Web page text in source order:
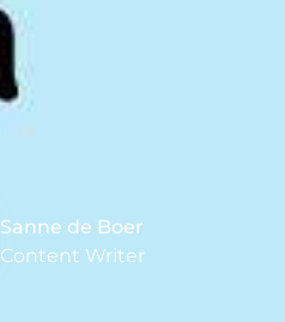
Sanne de Boer
Content Writer